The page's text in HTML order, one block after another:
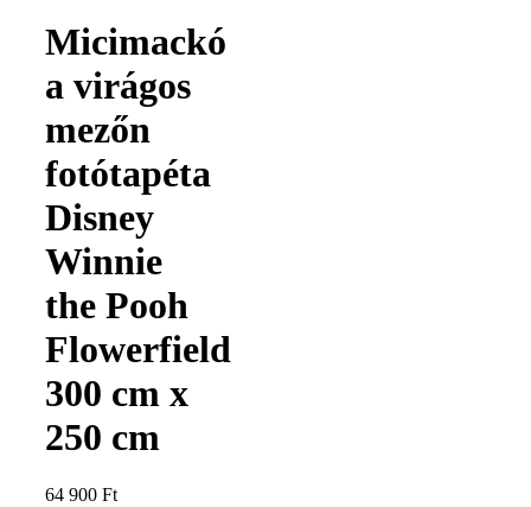
Micimackó
a virágos
mezőn
fotótapéta
Disney
Winnie
the Pooh
Flowerfield
300 cm x
250 cm
64 900 Ft